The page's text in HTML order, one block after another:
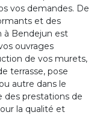
vos demandes. De
et des
à Bendejun est
ouvrages
de vos murets,
terrasse, pose
autre dans le
des prestations de
la qualité et